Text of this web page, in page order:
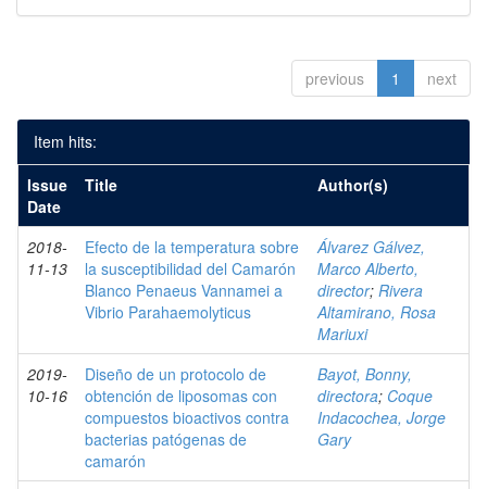
previous 1 next
Item hits:
Issue
Date
Title Author(s)
2018-
11-13
Efecto de la temperatura sobre
la susceptibilidad del Camarón
Blanco Penaeus Vannamei a
Vibrio Parahaemolyticus
Álvarez Gálvez,
Marco Alberto,
director; Rivera
Altamirano, Rosa
Mariuxi
2019-
10-16
Diseño de un protocolo de
obtención de liposomas con
compuestos bioactivos contra
bacterias patógenas de
camarón
Bayot, Bonny,
directora; Coque
Indacochea, Jorge
Gary